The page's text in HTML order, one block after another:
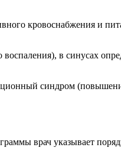
кровоснабжения и
в синусах
синдром
врач указывает